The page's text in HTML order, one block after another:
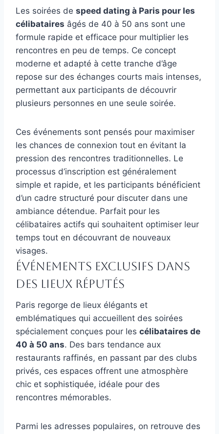
Les soirées de speed dating à Paris pour les
célibataires âgés de 40 à 50 ans sont une
formule rapide et efficace pour multiplier les
rencontres en peu de temps. Ce concept
moderne et adapté à cette tranche d’âge
repose sur des échanges courts mais intenses,
permettant aux participants de découvrir
plusieurs personnes en une seule soirée.
Ces événements sont pensés pour maximiser
les chances de connexion tout en évitant la
pression des rencontres traditionnelles. Le
processus d’inscription est généralement
simple et rapide, et les participants bénéficient
d’un cadre structuré pour discuter dans une
ambiance détendue. Parfait pour les
célibataires actifs qui souhaitent optimiser leur
temps tout en découvrant de nouveaux
visages.
Événements exclusifs dans
des lieux réputés
Paris regorge de lieux élégants et
emblématiques qui accueillent des soirées
spécialement conçues pour les célibataires de
40 à 50 ans. Des bars tendance aux
restaurants raffinés, en passant par des clubs
privés, ces espaces offrent une atmosphère
chic et sophistiquée, idéale pour des
rencontres mémorables.
Parmi les adresses populaires, on retrouve des